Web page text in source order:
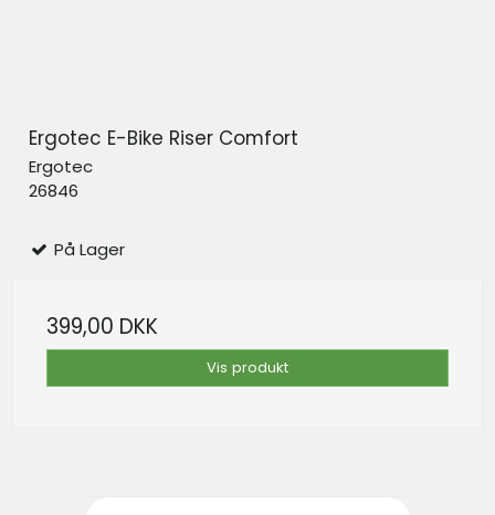
Ergotec E-Bike Riser Comfort
Ergotec
26846
På Lager
399,00 DKK
Vis produkt